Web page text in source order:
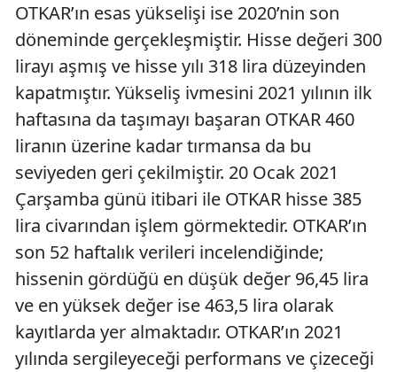
OTKAR’ın esas yükselişi ise 2020’nin son
döneminde gerçekleşmiştir. Hisse değeri 300
lirayı aşmış ve hisse yılı 318 lira düzeyinden
kapatmıştır. Yükseliş ivmesini 2021 yılının ilk
haftasına da taşımayı başaran OTKAR 460
liranın üzerine kadar tırmansa da bu
seviyeden geri çekilmiştir. 20 Ocak 2021
Çarşamba günü itibari ile OTKAR hisse 385
lira civarından işlem görmektedir. OTKAR’ın
son 52 haftalık verileri incelendiğinde;
hissenin gördüğü en düşük değer 96,45 lira
ve en yüksek değer ise 463,5 lira olarak
kayıtlarda yer almaktadır. OTKAR’ın 2021
yılında sergileyeceği performans ve çizeceği